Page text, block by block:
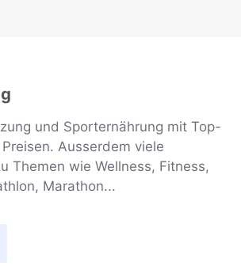
und Sporternährung mit Top-
Ausserdem viele
Themen wie Wellness, Fitness,
Marathon...